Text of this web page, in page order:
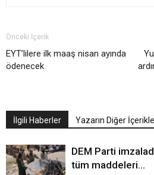
Önceki İçerik
EYT’lilere ilk maaş nisan ayında
ödenecek
İlgili Haberler Yazarın Diğer
DEM Parti
tüm maddeleri…